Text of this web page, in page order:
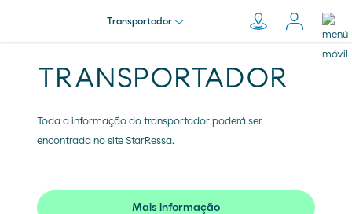
Transportador
Particular
Empresa
TRANSPORTADOR
Toda a informação do transportador poderá ser
encontrada no site StarRessa.
Mais informação